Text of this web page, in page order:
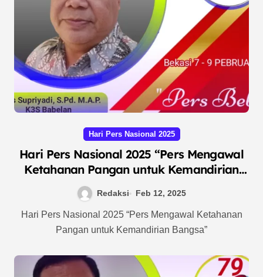
Hari Pers Nasional 2025
Hari Pers Nasional 2025 “Pers Mengawal
Ketahanan Pangan untuk Kemandirian
Redaksi Feb 12, 2025
Hari Pers Nasional 2025 “Pers Mengawal Ketahanan
Pangan untuk Kemandirian Bangsa”